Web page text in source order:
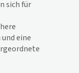
sich für
eine